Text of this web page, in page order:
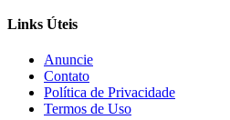
Links Úteis
Anuncie
Contato
Política de Privacidade
Termos de Uso